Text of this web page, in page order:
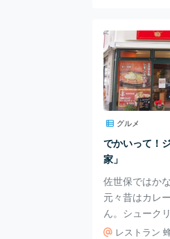
像は、龍馬の
ブーツ、ピス
着けています
は、レトロな
ています。丸
長崎の夜の街
安心して夜も
ね。（笑）建
崎の文化の一
グルメ
でかいって！
家」
佐世保ではか
元々昔はカレ
ん。シューク
ーと。食事も
レストラン